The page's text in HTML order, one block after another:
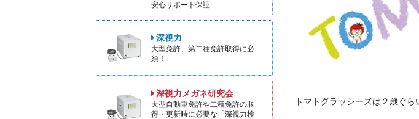
トマトグラッシーズは２歳ぐら
安心サポート保証
深視力
大型免許、第二種免許取得に必
須！
深視力メガネ研究会
大型自動車免許や二種免許の取
得・更新時に必要な「深視力検